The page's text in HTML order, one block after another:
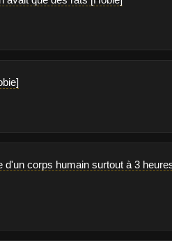
corps humain surtout à 3